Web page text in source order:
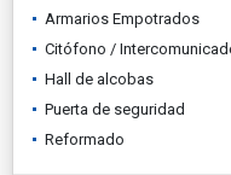
Armarios Empotrados
Citófono /
Hall de alcobas
Puerta de seguridad
Reformado